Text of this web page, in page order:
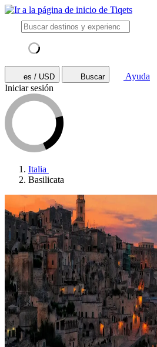
es / USD Buscar
Ayuda
Iniciar sesión
Italia
Basilicata